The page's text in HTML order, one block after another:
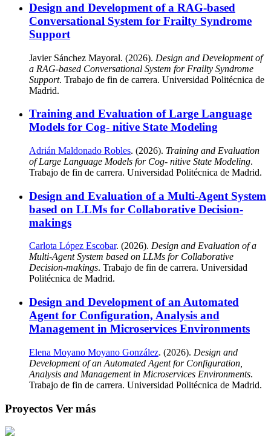
Design and Development of a RAG-based
Conversational System for Frailty Syndrome
Support
Javier Sánchez Mayoral. (2026). Design and Development of
a RAG-based Conversational System for Frailty Syndrome
Support. Trabajo de fin de carrera. Universidad Politécnica de
Madrid.
Training and Evaluation of Large Language
Models for Cog- nitive State Modeling
Adrián Maldonado Robles. (2026). Training and Evaluation
of Large Language Models for Cog- nitive State Modeling.
Trabajo de fin de carrera. Universidad Politécnica de Madrid.
Design and Evaluation of a Multi-Agent System
based on LLMs for Collaborative Decision-
makings
Carlota López Escobar. (2026). Design and Evaluation of a
Multi-Agent System based on LLMs for Collaborative
Decision-makings. Trabajo de fin de carrera. Universidad
Politécnica de Madrid.
Design and Development of an Automated
Agent for Configuration, Analysis and
Management in Microservices Environments
Elena Moyano Moyano González. (2026). Design and
Development of an Automated Agent for Configuration,
Analysis and Management in Microservices Environments.
Trabajo de fin de carrera. Universidad Politécnica de Madrid.
Proyectos Ver más